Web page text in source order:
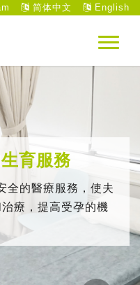
简体中文 English
育服務
全的醫療服務，使夫
療，提高受孕的機